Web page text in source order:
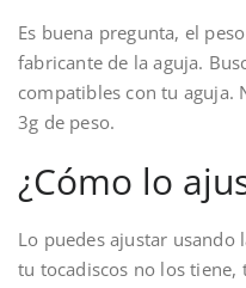
Es buena pregunta, el
fabricante de la aguja.
compatibles con tu aguja.
3g de peso.
¿Cómo lo
Lo puedes ajustar usando
tu tocadiscos no los tiene,